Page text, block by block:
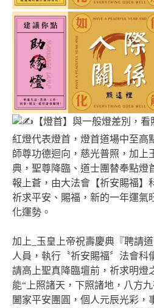
【燈首】與一般燈差別，
紅燈代表燈首，燈首道場中至高
師尊功德迴向，慈光普照，加上
典，聖尊降臨、道士團替奉點燈
報上蒼，由大法會【祈安賜福】
祈求平安、賜福，新的一年運氣
化運勢。
加上_玉皇上帝祝壽慶典『聘請
人員，執行〝祈安賜福〞法會科
請高上聖真降臨壇前，祈求明燈
能“上照諸天，下照諸地，八方九
闔家平安團圓，個人元辰光彩，